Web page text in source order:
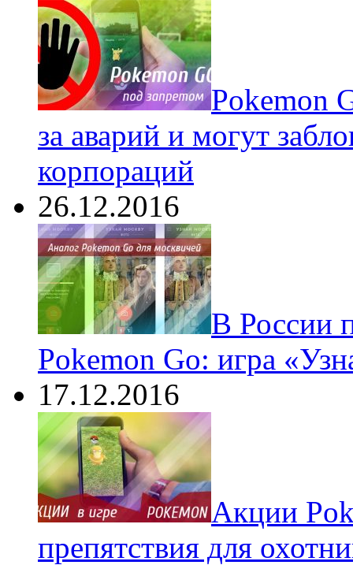
Pokеmon
за аварий и могут
корпораций
26.12.2016
В России
Pokemon Go: игра
17.12.2016
Акции
препятствия для